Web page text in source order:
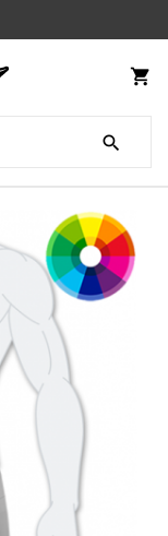
shopping_cart
